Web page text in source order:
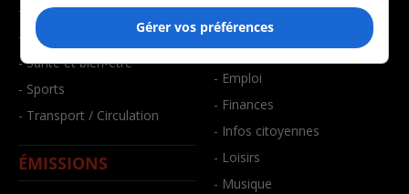
- Environnement
- Faits divers
- Santé et bien-être
- Sports
- Transport / Circulation
ÉMISSIONS
- Art de vivre
- Bien-être
- Emploi
- Finances
- Infos citoyennes
- Loisirs
- Musique
Gérer vos préférences